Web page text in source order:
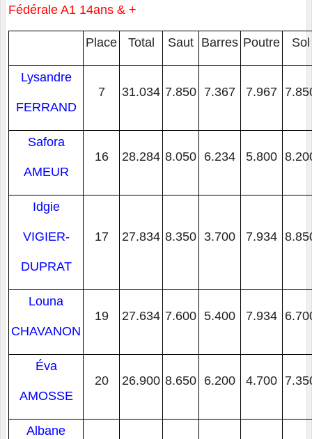
Fédérale A1 14ans & +
Place Total Saut Barres Poutre Sol
Lysandre
FERRAND
7 31.034 7.850 7.367 7.967
Safora
AMEUR
16 28.284 8.050 6.234 5.800
Idgie
VIGIER-
DUPRAT
17 27.834 8.350 3.700 7.934
Louna
CHAVANON
19 27.634 7.600 5.400 7.934
Éva
AMOSSE
20 26.900 8.650 6.200 4.700
Albane